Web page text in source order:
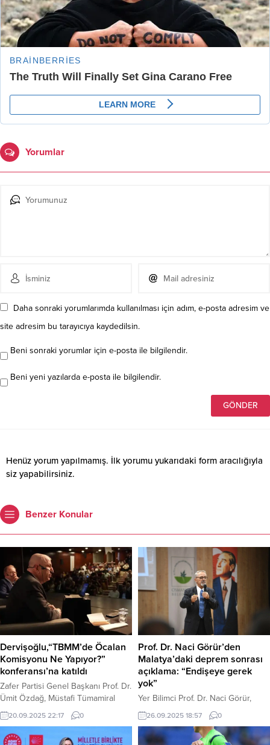
Yorumlar
Daha sonraki yorumlarımda kullanılması için adım, e-posta adresim ve
site adresim bu tarayıcıya kaydedilsin.
Beni sonraki yorumlar için e-posta ile bilgilendir.
Beni yeni yazılarda e-posta ile bilgilendir.
Henüz yorum yapılmamış. İlk yorumu yukarıdaki form aracılığıyla
siz yapabilirsiniz.
Benzer Konular
Dervişoğlu,“TBMM’de Öcalan
Komisyonu Ne Yapıyor?”
konferansı’na katıldı
Zafer Partisi Genel Başkanı Prof. Dr.
Ümit Özdağ, Müstafi Tümamiral
Prof. Dr. Cihat Yaycı ve Prof. Dr. B.
Süheyl Batum, “Türkiye Büyük
Millet Meclisi’nde (TBMM) Öcalan
20.09.2025 22:17 0
Prof. Dr. Naci Görür’den
Malatya’daki deprem sonrası
açıklama: “Endişeye gerek
yok”
Yer Bilimci Prof. Dr. Naci Görür,
bugün Malatya’nın Pütürge
ilçesinde meydana gelen 4.0
büyüklündeki depremin ardından
26.09.2025 18:57 0